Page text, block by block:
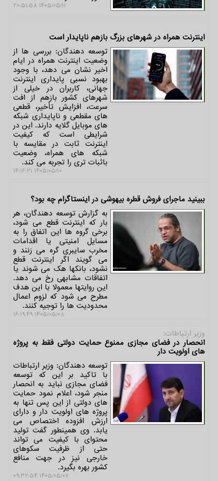
۱۴۰۵/۰۵/۱۱ ۲۰:۵۱:۵۸
اینترنت همراه در شهرهای بزرگ بازهم ناپایدار است
توسعه دهندگان: بررسی ها از
وضعیت اینترنت همراه در ایام
اخیر نشان می دهد، با وجود
بهبود نسبی پایداری اینترنت
جهانی، کاربران در خیلی از
شهرهای کشور بازهم از افت
سرعت، افزایش تأخیر، قطعی
های مقطعی و ناپایداری شبکه
های موبایل گلایه دارند. این در
شرایطی است که کیفیت
اینترنت ثابت در مقایسه با
شبکه های همراه، وضعیت
باثبات تری را تجربه می کند.
۱۴۰۵/۰۵/۱۰ ۱۴:۱۶:۲۱
ببینید ماجرای فروش قطره بیهوشی در اینستاگرام چه بود؟
به گزارش توسعه دهندگان، هر
بار که اینترنت قطع می شود،
برخی گروه ها این اتفاق را به
مسایل امنیتی یا اقدامات
مخرب سایبری گره می زنند و
می گویند اگر اینترنت قطع
نشود، بانکها هک می شوند یا
اتفاقات مشابهی رخ می دهد.
این روایتها معمولا با این هدف
مطرح می شود که لزوم اعمال
محدودیت ها را توجیه کنند.
۱۴۰۵/۰۵/۰۸ ۱۶:۱۹:۴۹
وزیر ارتباطات:
انحصار در فضای مجازی ممنوع حمایت دولتی فقط به پروژه
های اولویت دار
توسعه دهندگان: وزیر ارتباطات
با تاکید بر این که توسعه
فضای مجازی نباید به انحصار
منجر شود، اعلام نمود حمایت
های دولتی از این پس تنها به
پروژه های اولویت دار و دارای
ارزش افزوده اختصاص می
یابد. وی همینطور گفت تولید
محتوای با کیفیت می تواند
حتی از ظرفیت سکوهای
خارجی نیز در جهت منافع
کشور بهره بگیرد.
۱۴۰۵/۰۵/۰۷ ۰۹:۳۲:۵۴